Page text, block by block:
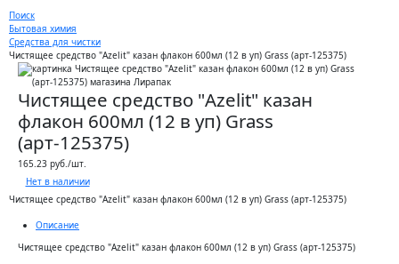
Поиск
Бытовая химия
Средства для чистки
Чистящее средство "Azelit" казан флакон 600мл (12 в уп) Grass (арт-125375)
Чистящее средство "Azelit" казан
флакон 600мл (12 в уп) Grass
(арт-125375)
165.23 руб./шт.
Нет в наличии
Чистящее средство "Azelit" казан флакон 600мл (12 в уп) Grass (арт-125375)
Описание
Чистящее средство "Azelit" казан флакон 600мл (12 в уп) Grass (арт-125375)